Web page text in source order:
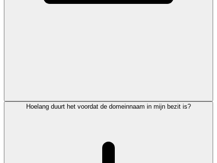
Hoelang duurt het voordat de domeinnaam in mijn bezit is?